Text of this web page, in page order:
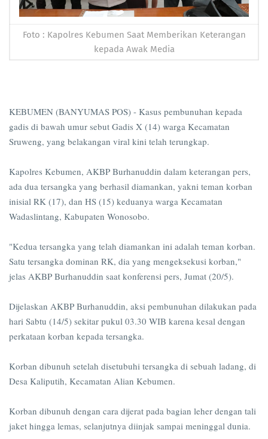
Foto : Kapolres Kebumen Saat Memberikan Keterangan
kepada Awak Media
KEBUMEN (BANYUMAS POS) - Kasus pembunuhan kepada
gadis di bawah umur sebut Gadis X (14) warga Kecamatan
Sruweng, yang belakangan viral kini telah terungkap.
Kapolres Kebumen, AKBP Burhanuddin dalam keterangan pers,
ada dua tersangka yang berhasil diamankan, yakni teman korban
inisial RK (17), dan HS (15) keduanya warga Kecamatan
Wadaslintang, Kabupaten Wonosobo.
"Kedua tersangka yang telah diamankan ini adalah teman korban.
Satu tersangka dominan RK, dia yang mengeksekusi korban,"
jelas AKBP Burhanuddin saat konferensi pers, Jumat (20/5).
Dijelaskan AKBP Burhanuddin, aksi pembunuhan dilakukan pada
hari Sabtu (14/5) sekitar pukul 03.30 WIB karena kesal dengan
perkataan korban kepada tersangka.
Korban dibunuh setelah disetubuhi tersangka di sebuah ladang, di
Desa Kaliputih, Kecamatan Alian Kebumen.
Korban dibunuh dengan cara dijerat pada bagian leher dengan tali
jaket hingga lemas, selanjutnya diinjak sampai meninggal dunia.